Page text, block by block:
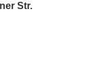
Str.